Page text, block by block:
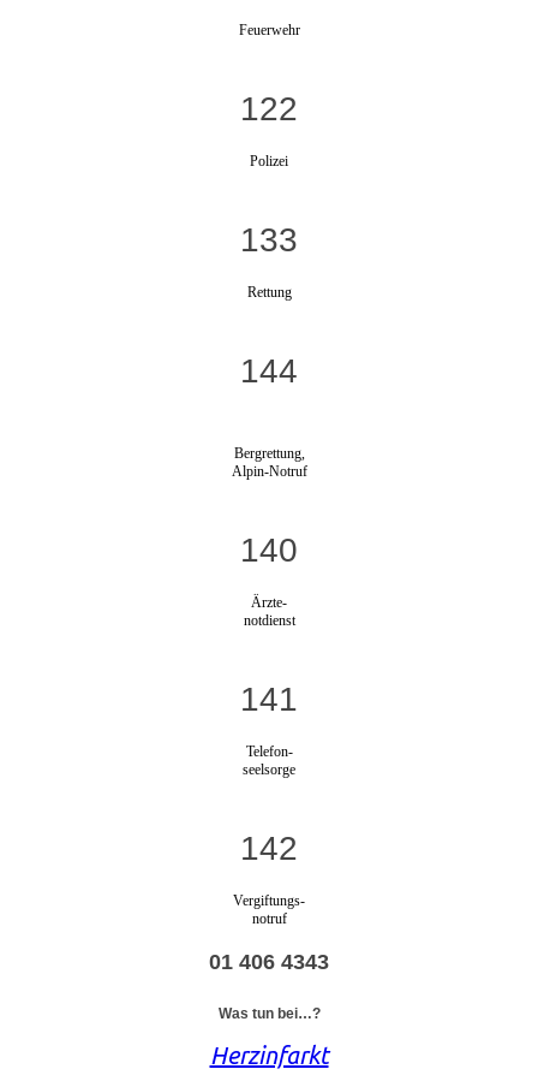
Feuerwehr
122
Polizei
133
Rettung
144
Bergrettung,
Alpin-Notruf
140
Ärzte-
notdienst
141
Telefon-
seelsorge
142
Vergiftungs-
notruf
01 406 4343
Was tun bei…?
Herzinfarkt